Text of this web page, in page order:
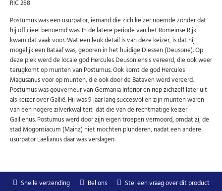
Uw
email
AANMELDEN
U kunt zich op elk moment weer afmelden via de nieuwsbrief.
Uw gegevens worden niet gedeeld met derden
RIC 288
Postumus was een usurpator, iemand die zich keizer noemde zonder dat
hij officieel benoemd was. In de latere periode van het Romeinse Rijk
kwam dat vaak voor. Wat een leuk detail is van deze keizer, is dat hij
mogelijk een Bataaf was, geboren in het huidige Diessen (Deusone). Op
deze plek werd de locale god Hercules Deusoniensis vereerd, die ook weer
terugkomt op munten van Postumus. Ook komt de god Hercules
Magusanus voor op munten, die ook door de Bataven werd vereerd.
Postumus was gouverneur van Germania Inferior en riep zichzelf later uit
als keizer over Gallië. Hij was 9 jaar lang succesvol en zijn munten waren
van een hogere zilverkwaliteit dat die van de rechtmatige keizer
Gallienus. Postumus werd door zijn eigen troepen vermoord, omdat zij de
stad Mogontiacum (Mainz) niet mochten plunderen, nadat een andere
usurpator Laelianus daar was verslagen.
Snelle verzending Bel ons Stel een vraag over dit product